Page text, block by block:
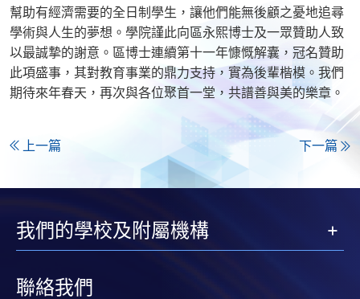
幫助有經濟需要的全日制學生，讓他們能無後顧之憂地追尋
學術與人生的夢想。學院謹此向區永熙博士及一眾贊助人致
以最誠摯的謝意。區博士連續第十一年慷慨解囊，冠名贊助
此項盛事，其對教育事業的鼎力支持，實為後輩楷模。我們
期待來年春天，再次與各位聚首一堂，共譜善與美的樂章。
上一篇 下一篇
我們的學校及附屬機構
聯絡我們